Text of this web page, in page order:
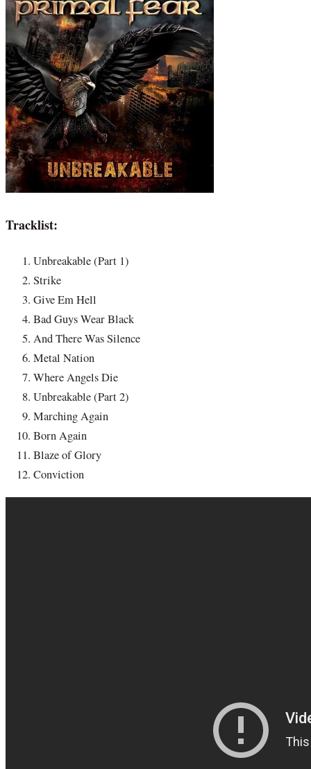
Tracklist:
Unbreakable (Part 1)
Strike
Give Em Hell
Bad Guys Wear Black
And There Was Silence
Metal Nation
Where Angels Die
Unbreakable (Part 2)
Marching Again
Born Again
Blaze of Glory
Conviction